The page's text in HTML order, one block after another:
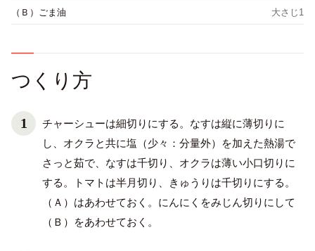
（Ｂ）ごま油 大さじ1
つくり方
チャーシューは細切りにする。なすは縦に薄切りに
し、オクラと共に塩（少々：分量外）を加えた熱湯で
さっと茹で、なすは千切り、オクラは薄い小口切りに
する。トマトは半月切り、きゅうりは千切りにする。
（Ａ）はあわせておく。にんにくをみじん切りにして
（Ｂ）をあわせておく。